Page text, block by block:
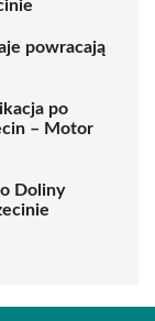
powracają
po
– Motor
Doliny